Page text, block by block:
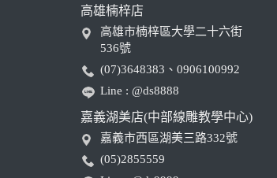
高雄楠梓店
高雄市楠梓區大學二十六街
536號
(07)3648383、0906100992
Line : @ds8888
嘉義湖美店(中部線雕教學中心)
嘉義市西區湖美三路332號
(05)2855559